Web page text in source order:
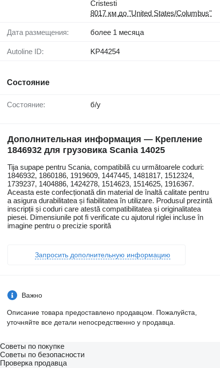
Cristesti
8017 км до "United States/Columbus"
Дата размещения: более 1 месяца
Autoline ID: KP44254
Состояние
Состояние: б/у
Дополнительная информация — Крепление
1846932 для грузовика Scania 14025
Tija supape pentru Scania, compatibilă cu următoarele coduri:
1846932, 1860186, 1919609, 1447445, 1481817, 1512324,
1739237, 1404886, 1424278, 1514623, 1514625, 1916367.
Aceasta este confecționată din material de înaltă calitate pentru
a asigura durabilitatea și fiabilitatea în utilizare. Produsul prezintă
inscripții și coduri care atestă compatibilitatea și originalitatea
piesei. Dimensiunile pot fi verificate cu ajutorul riglei incluse în
imagine pentru o precizie sporită
Запросить дополнительную информацию
Важно
Описание товара предоставлено продавцом. Пожалуйста,
уточняйте все детали непосредственно у продавца.
Советы по покупке
Советы по безопасности
Проверка продавца